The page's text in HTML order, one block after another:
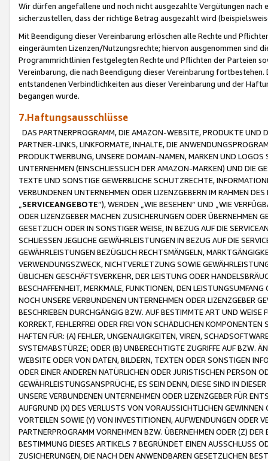
Wir dürfen angefallene und noch nicht ausgezahlte Vergütungen
sicherzustellen, dass der richtige Betrag ausgezahlt wird
Mit Beendigung dieser Vereinbarung erlöschen alle Rechte und
eingeräumten Lizenzen/Nutzungsrechte; hiervon ausgenommen sind
Programmrichtlinien festgelegten Rechte und Pflichten der Parteien
Vereinbarung, die nach Beendigung dieser Vereinbarung
entstandenen Verbindlichkeiten aus dieser Vereinbarung und der
begangen wurde.
7.Haftungsausschlüsse
DAS PARTNERPROGRAMM, DIE AMAZON-WEBSITE, PRODUKTE UND
PARTNER-LINKS, LINKFORMATE, INHALTE, DIE
PRODUKTWERBUNG, UNSERE DOMAIN-NAMEN, MARKEN UND
UNTERNEHMEN (EINSCHLIESSLICH DER AMAZON-MARKEN) UND DIE
TEXTE UND SONSTIGE GEWERBLICHE SCHUTZRECHTE,
VERBUNDENEN UNTERNEHMEN ODER LIZENZGEBERN IM RAHMEN
SERVICEANGEBOTE“), WERDEN „WIE BESEHEN“ UND „WIE
ODER LIZENZGEBER MACHEN ZUSICHERUNGEN ODER ÜBERNEHMEN
GESETZLICH ODER IN SONSTIGER WEISE, IN BEZUG AUF DIE
SCHLIESSEN JEGLICHE GEWÄHRLEISTUNGEN IN BEZUG AUF DIE
GEWÄHRLEISTUNGEN BEZÜGLICH RECHTSMÄNGELN,
VERWENDUNGSZWECK, NICHTVERLETZUNG SOWIE
ÜBLICHEN GESCHÄFTSVERKEHR, DER LEISTUNG ODER
BESCHAFFENHEIT, MERKMALE, FUNKTIONEN, DEN
NOCH UNSERE VERBUNDENEN UNTERNEHMEN ODER LIZENZGEBER
BESCHRIEBEN DURCHGÄNGIG BZW. AUF BESTIMMTE ART UND
KORREKT, FEHLERFREI ODER FREI VON SCHÄDLICHEN
HAFTEN FÜR: (A) FEHLER, UNGENAUIGKEITEN, VIREN,
SYSTEMABSTÜRZE; ODER (B) UNBERECHTIGTE ZUGRIFFE AUF BZW.
WEBSITE ODER VON DATEN, BILDERN, TEXTEN ODER SONSTIGEN
ODER EINER ANDEREN NATÜRLICHEN ODER JURISTISCHEN PERSON
GEWÄHRLEISTUNGSANSPRÜCHE, ES SEIN DENN, DIESE SIND IN
UNSERE VERBUNDENEN UNTERNEHMEN ODER LIZENZGEBER FÜR
AUFGRUND (X) DES VERLUSTS VON VORAUSSICHTLICHEN
VORTEILEN SOWIE (Y) VON INVESTITIONEN, AUFWENDUNGEN ODER
PARTNERPROGRAMM VORNEHMEN BZW. ÜBERNEHMEN ODER (Z)
BESTIMMUNG DIESES ARTIKELS 7 BEGRÜNDET EINEN AUSSCHLUSS
ZUSICHERUNGEN, DIE NACH DEN ANWENDBAREN GESETZLICHEN